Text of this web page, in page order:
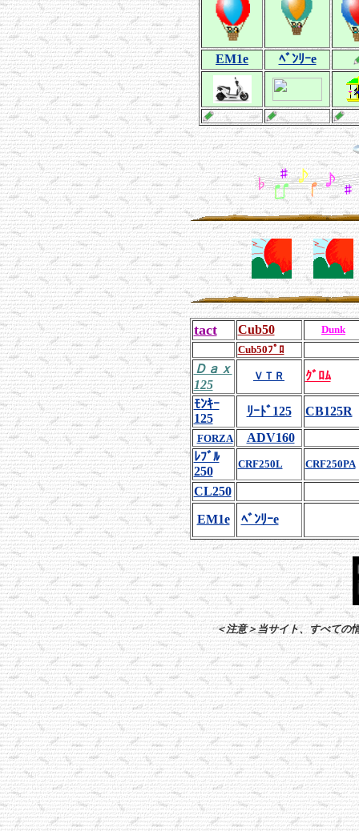
EM1e ﾍﾞﾝﾘｰe
tact Cub50
Dunk
Cub50ﾌﾟﾛ
Ｄａｘ
125
ＶＴＲ ｸﾞﾛﾑ
ﾓﾝｷｰ
125
ﾘｰﾄﾞ125 CB125R
FORZA
ADV160
ﾚﾌﾞﾙ
250
CRF250L CRF250PA
CL250
EM1e ﾍﾞﾝﾘｰe
＜注意＞当サイト、すべての